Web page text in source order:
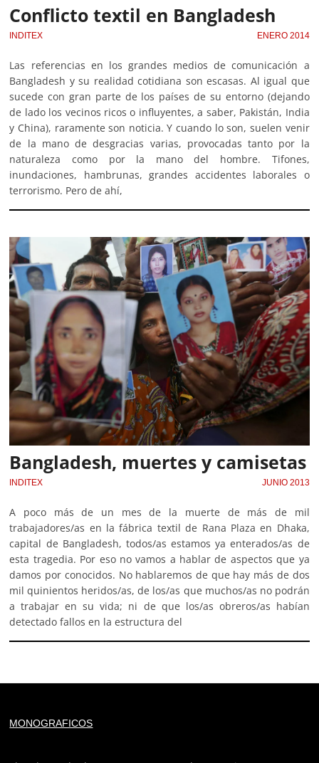
Conflicto textil en Bangladesh
INDITEX ENERO 2014
Las referencias en los grandes medios de comunicación a
Bangladesh y su realidad cotidiana son escasas. Al igual que
sucede con gran parte de los países de su entorno (dejando
de lado los vecinos ricos o influyentes, a saber, Pakistán, India
y China), raramente son noticia. Y cuando lo son, suelen venir
de la mano de desgracias varias, provocadas tanto por la
naturaleza como por la mano del hombre. Tifones,
inundaciones, hambrunas, grandes accidentes laborales o
terrorismo. Pero de ahí,
Bangladesh, muertes y camisetas
INDITEX JUNIO 2013
A poco más de un mes de la muerte de más de mil
trabajadores/as en la fábrica textil de Rana Plaza en Dhaka,
capital de Bangladesh, todos/as estamos ya enterados/as de
esta tragedia. Por eso no vamos a hablar de aspectos que ya
damos por conocidos. No hablaremos de que hay más de dos
mil quinientos heridos/as, de los/as que muchos/as no podrán
a trabajar en su vida; ni de que los/as obreros/as habían
detectado fallos en la estructura del
MONOGRAFICOS
of type string is deprecated in